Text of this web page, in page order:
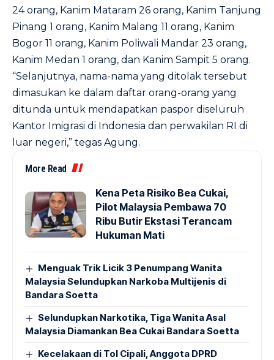
24 orang, Kanim Mataram 26 orang, Kanim Tanjung
Pinang 1 orang, Kanim Malang 11 orang, Kanim
Bogor 11 orang, Kanim Poliwali Mandar 23 orang,
Kanim Medan 1 orang, dan Kanim Sampit 5 orang.
“Selanjutnya, nama-nama yang ditolak tersebut
dimasukan ke dalam daftar orang-orang yang
ditunda untuk mendapatkan paspor diseluruh
Kantor Imigrasi di Indonesia dan perwakilan RI di
luar negeri,” tegas Agung.
More Read
Kena Peta Risiko Bea Cukai,
Pilot Malaysia Pembawa 70
Ribu Butir Ekstasi Terancam
Hukuman Mati
Menguak Trik Licik 3 Penumpang Wanita
Malaysia Selundupkan Narkoba Multijenis di
Bandara Soetta
Selundupkan Narkotika, Tiga Wanita Asal
Malaysia Diamankan Bea Cukai Bandara Soetta
Kecelakaan di Tol Cipali, Anggota DPRD